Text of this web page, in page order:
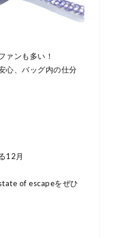
ァンも多い！
心、バッグ内の仕分
12月
of escapeをぜひ